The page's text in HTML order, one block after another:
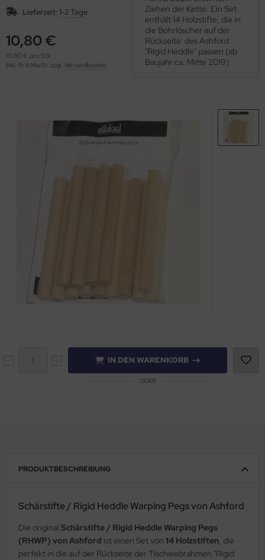
Lieferzeit: 1-2 Tage
10,80 €
10,80 € pro Stk
inkl. 19 % MwSt. zzgl. Versandkosten
Ziehen der Kette. Ein Set
enthält 14 Holzstifte, die in
die Bohrlöscher auf der
Rückseite des Ashford
"Rigid Heddle" passen (ab
Baujahr ca. Mitte 2019)
IN DEN WARENKORB
ODER
PRODUKTBESCHREIBUNG
Schärstifte / Rigid Heddle Warping Pegs von Ashford
Die original Schärstifte / Rigid Heddle Warping Pegs
(RHWP) von Ashford ist einen Set von 14 Holzstiften, die
perfekt in die auf der Rückseite der Tischwebrahmen "Rigid
(276)